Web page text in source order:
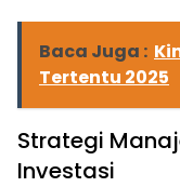
Baca Juga :
Tertentu 2025
Strategi
Investasi